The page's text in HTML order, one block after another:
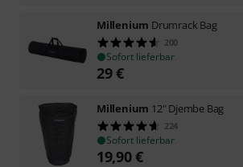
Millenium Drumrack Bag
200
Sofort lieferbar
29€
Millenium 12" Djembe Bag
224
Sofort lieferbar
19,90€